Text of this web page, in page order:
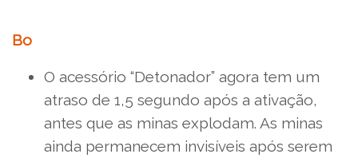
Bo
O acessório “Detonador” agora tem um
atraso de 1,5 segundo após a ativação,
antes que as minas explodam. As minas
ainda permanecem invisíveis após serem